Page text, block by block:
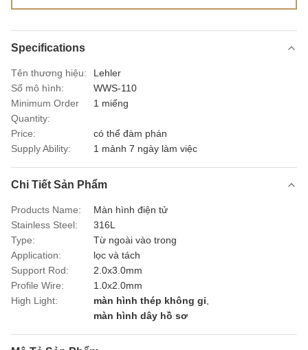
Specifications
Tên thương hiệu:
Lehler
Số mô hình:
WWS-110
Minimum Order
Quantity:
1 miếng
Price:
có thể đàm phán
Supply Ability:
1 mảnh 7 ngày làm việc
Chi Tiết Sản Phẩm
Products Name:
Màn hình điện tử
Stainless Steel:
316L
Type:
Từ ngoài vào trong
Application:
lọc và tách
Support Rod:
2.0x3.0mm
Profile Wire:
1.0x2.0mm
High Light:
màn hình thép không gỉ
màn hình dây hồ sơ